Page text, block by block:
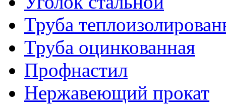
Труба
Труба оцинкованная
Профнастил
Нержавеющий прокат